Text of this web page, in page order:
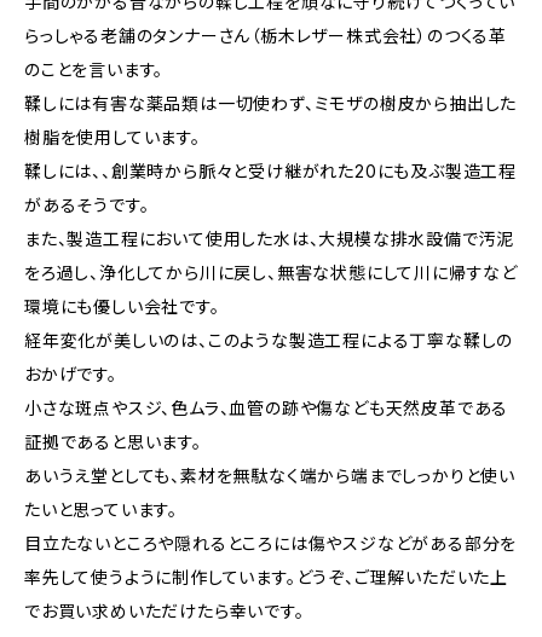
らっしゃる老舗のタンナーさん（栃木レザー株式会社）のつくる革
のことを言います。
鞣しには有害な薬品類は一切使わず、ミモザの樹皮から抽出した
樹脂を使用しています。
鞣しには、、創業時から脈々と受け継がれた20にも及ぶ製造工程
があるそうです。
また、製造工程において使用した水は、大規模な排水設備で汚泥
をろ過し、浄化してから川に戻し、無害な状態にして川に帰すなど
環境にも優しい会社です。
経年変化が美しいのは、このような製造工程による丁寧な鞣しの
おかげです。
小さな斑点やスジ、色ムラ、血管の跡や傷なども天然皮革である
証拠であると思います。
あいうえ堂としても、素材を無駄なく端から端までしっかりと使い
たいと思っています。
目立たないところや隠れるところには傷やスジなどがある部分を
率先して使うように制作しています。どうぞ、ご理解いただいた上
でお買い求めいただけたら幸いです。